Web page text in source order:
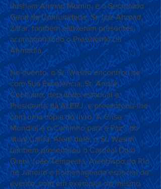
Ihtsham Ahmad Momin, e o Secretário
Geral da Comunidade, Sr. Ijaz Ahmad
Zafar, também estiveram presentes,
acompanhando o Presidente da
Ahmadia.
No evento, o Sr. Wasim encontrou-se
com Sua Excelência, Sr. André
Ceciliano, deputado estadual e
Presidente da ALERJ, e presenteou-lhe
com uma cópia do livro "A Crise
Mundial e o Caminho para a Paz", do
atual Califa. Além dele, o Sr. Wasim
também presenteou o Cardeal Dom
Orani João Tempesta, Arcebispo do Rio
de Janeiro e homenageado especial do
evento, com um exemplar do mesmo